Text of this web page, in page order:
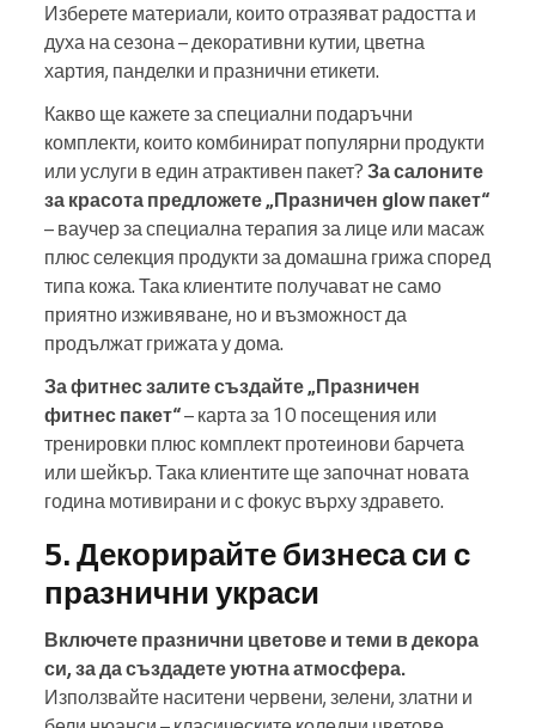
Изберете материали, които отразяват радостта и
духа на сезона – декоративни кутии, цветна
хартия, панделки и празнични етикети.
Какво ще кажете за специални подаръчни
комплекти, които комбинират популярни продукти
или услуги в един атрактивен пакет? За салоните
за красота предложете „Празничен glow пакет“
– ваучер за специална терапия за лице или масаж
плюс селекция продукти за домашна грижа според
типа кожа. Така клиентите получават не само
приятно изживяване, но и възможност да
продължат грижата у дома.
За фитнес залите създайте „Празничен
фитнес пакет“– карта за 10 посещения или
тренировки плюс комплект протеинови барчета
или шейкър. Така клиентите ще започнат новата
година мотивирани и с фокус върху здравето.
5. Декорирайте бизнеса си с
празнични украси
Включете празнични цветове и теми в декора
си, за да създадете уютна атмосфера.
Използвайте наситени червени, зелени, златни и